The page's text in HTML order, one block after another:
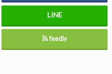
feedly